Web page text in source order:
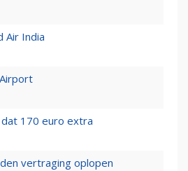
Air India
dat 170 euro extra
vertraging oplopen